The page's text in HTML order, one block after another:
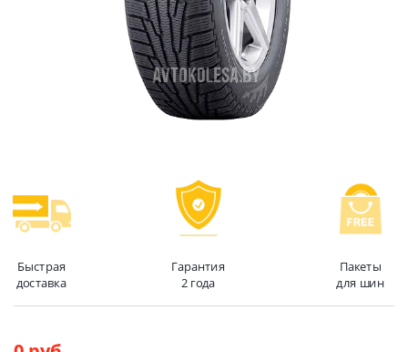
Быстрая
доставка
Гарантия
2 года
Пакеты
для шин